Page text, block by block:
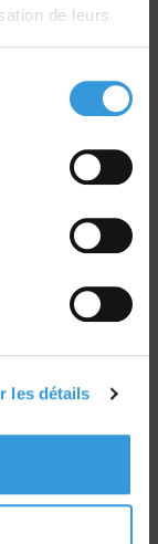
de leurs
les détails